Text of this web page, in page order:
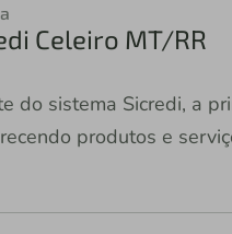
Celeiro MT/RR
do sistema Sicredi, a
produtos e